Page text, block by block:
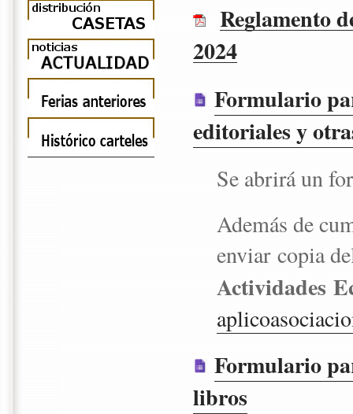
Reglamento
2024
Formulario
editoriales y
Se abrirá un
Además de
enviar copia
Actividades
Formulario
libros